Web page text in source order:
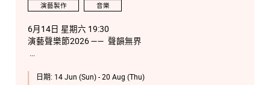
演藝製作 音樂
6月14日 星期六 19:30
演藝聲樂節2026 —— 聲韻無界
演藝聲樂節 2026 —— 阮妙芬聲樂大師班
日期: 14 Jun (Sun) - 20 Aug (Thu)